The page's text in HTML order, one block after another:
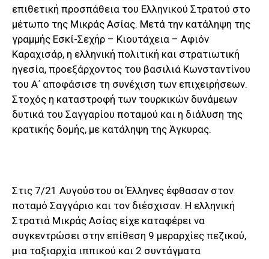
επιθετική προσπάθεια του Ελληνικού Στρατού στο
μέτωπο της Μικράς Ασίας. Μετά την κατάληψη της
γραμμής Εσκί-Σεχήρ – Κιουτάχεια – Αφιόν
Καραχισάρ, η ελληνική πολιτική και στρατιωτική
ηγεσία, προεξάρχοντος του βασιλιά Κωνσταντίνου
του Α΄ αποφάσισε τη συνέχιση των επιχειρήσεων.
Στοχός η καταστροφή των τουρκικών δυνάμεων
δυτικά του Σαγγαρίου ποταμού και η διάλυση της
κρατικής δομής, με κατάληψη της Άγκυρας.
Στις 7/21 Αυγούστου οι Έλληνες έφθασαν στον
ποταμό Σαγγάριο και τον διέσχισαν. Η ελληνική
Στρατιά Μικράς Ασίας είχε καταφέρει να
συγκεντρώσει στην επίθεση 9 μεραρχίες πεζικού,
μια ταξιαρχία ιππικού και 2 συντάγματα